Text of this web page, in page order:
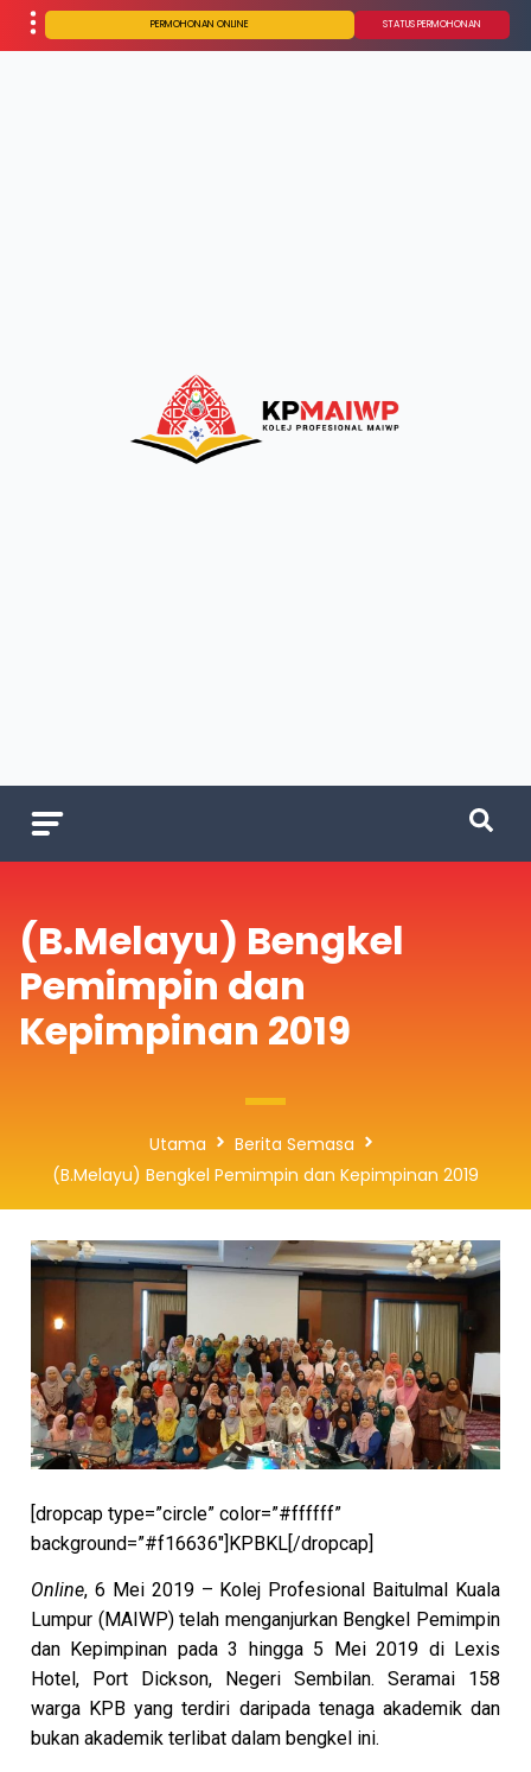
PERMOHONAN ONLINE STATUS PERMOHONAN
(B.Melayu) Bengkel
Pemimpin dan
Kepimpinan 2019
Utama
Berita Semasa
(B.Melayu) Bengkel Pemimpin dan Kepimpinan 2019
[dropcap type=”circle” color=”#ffffff”
background=”#f16636″]KPBKL[/dropcap]
Online, 6 Mei 2019 – Kolej Profesional Baitulmal Kuala
Lumpur (MAIWP) telah menganjurkan Bengkel Pemimpin
dan Kepimpinan pada 3 hingga 5 Mei 2019 di Lexis
Hotel, Port Dickson, Negeri Sembilan. Seramai 158
warga KPB yang terdiri daripada tenaga akademik dan
bukan akademik terlibat dalam bengkel ini.